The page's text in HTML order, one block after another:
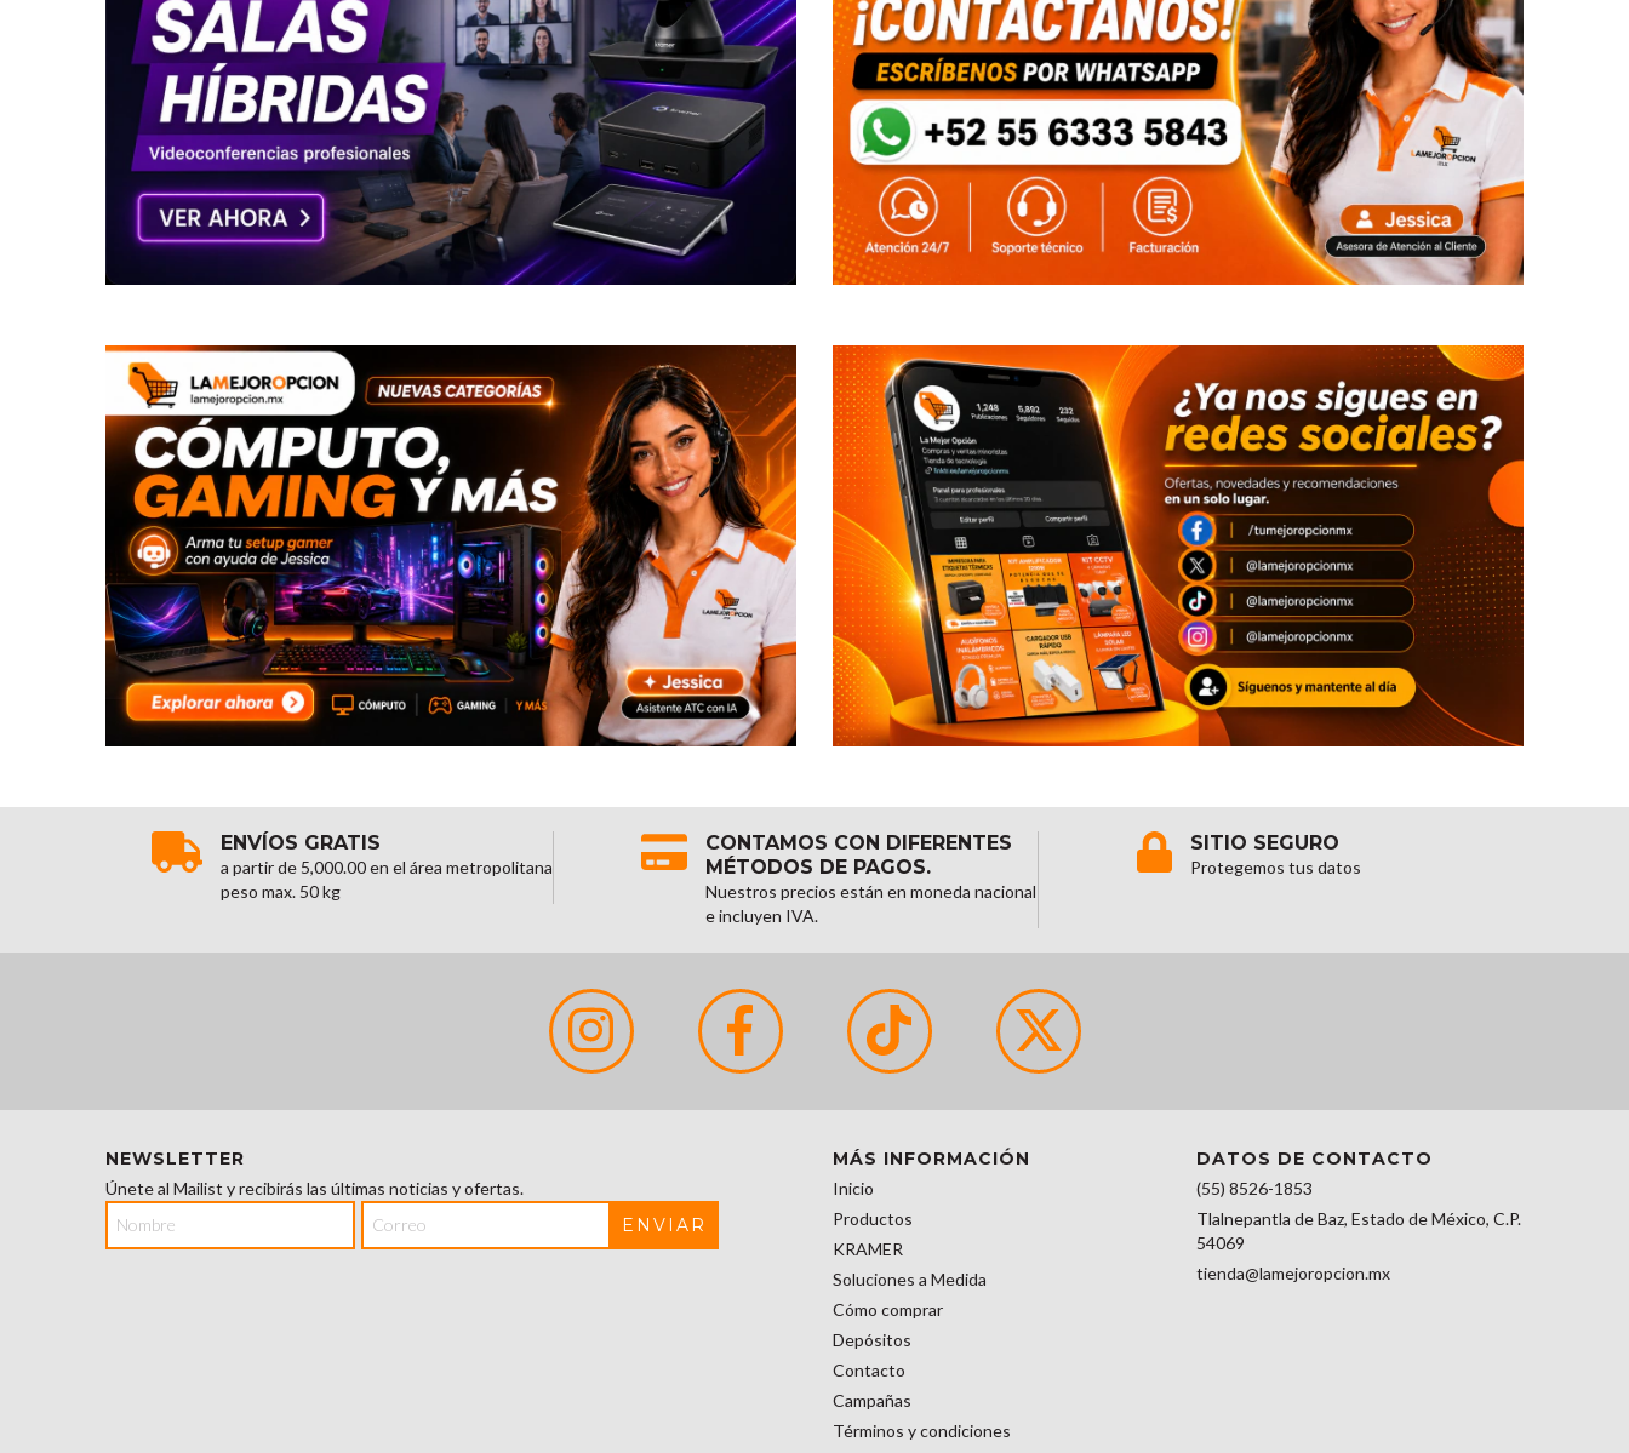
ENVÍOS GRATIS
a partir de 5,000.00 en el área metropolitana
peso max. 50 kg
CONTAMOS CON DIFERENTES
MÉTODOS DE PAGOS.
Nuestros precios están en moneda nacional
e incluyen IVA.
SITIO SEGURO
Protegemos tus datos
NEWSLETTER
Únete al Mailist y recibirás las últimas noticias y ofertas.
MÁS INFORMACIÓN
Inicio
Productos
KRAMER
Soluciones a Medida
Cómo comprar
Depósitos
Contacto
Campañas
Términos y condiciones
DATOS DE CONTACTO
(55) 8526-1853
Tlalnepantla de Baz, Estado de México, C.P.
54069
tienda@lamejoropcion.mx